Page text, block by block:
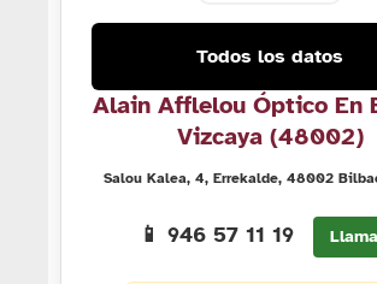
Todos los datos
Alain Afflelou Óptico En
Vizcaya (48002)
Salou Kalea, 4, Errekalde, 48002
📱 946 57 11 19